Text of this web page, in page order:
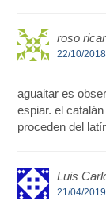
roso
22/10/
aguaitar es
espiar. el
proceden del
Luis
21/04/